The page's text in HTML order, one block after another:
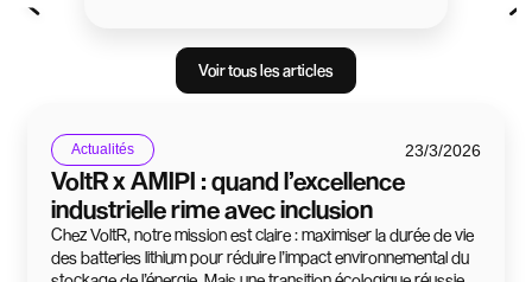
Voir tous les articles
Actualités 23/3/2026
VoltR x AMIPI : quand l’excellence
industrielle rime avec inclusion
Chez VoltR, notre mission est claire : maximiser la durée de vie
des batteries lithium pour réduire l’impact environnemental du